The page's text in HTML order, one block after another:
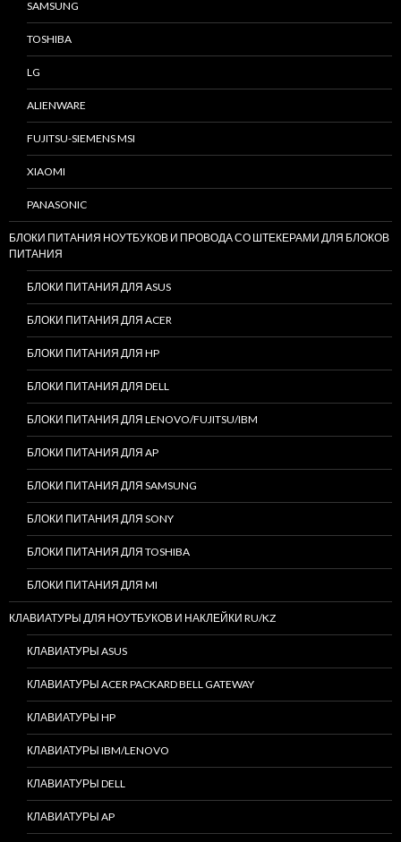
SAMSUNG
TOSHIBA
LG
ALIENWARE
FUJITSU-SIEMENS MSI
XIAOMI
PANASONIC
БЛОКИ ПИТАНИЯ НОУТБУКОВ И ПРОВОДА СО ШТЕКЕРАМИ ДЛЯ БЛОКОВ
ПИТАНИЯ
БЛОКИ ПИТАНИЯ ДЛЯ ASUS
БЛОКИ ПИТАНИЯ ДЛЯ ACER
БЛОКИ ПИТАНИЯ ДЛЯ HP
БЛОКИ ПИТАНИЯ ДЛЯ DELL
БЛОКИ ПИТАНИЯ ДЛЯ LENOVO/FUJITSU/IBM
БЛОКИ ПИТАНИЯ ДЛЯ AP
БЛОКИ ПИТАНИЯ ДЛЯ SAMSUNG
БЛОКИ ПИТАНИЯ ДЛЯ SONY
БЛОКИ ПИТАНИЯ ДЛЯ TOSHIBA
БЛОКИ ПИТАНИЯ ДЛЯ MI
КЛАВИАТУРЫ ДЛЯ НОУТБУКОВ И НАКЛЕЙКИ RU/KZ
КЛАВИАТУРЫ ASUS
КЛАВИАТУРЫ ACER PACKARD BELL GATEWAY
КЛАВИАТУРЫ HP
КЛАВИАТУРЫ IBM/LENOVO
КЛАВИАТУРЫ DELL
КЛАВИАТУРЫ AP